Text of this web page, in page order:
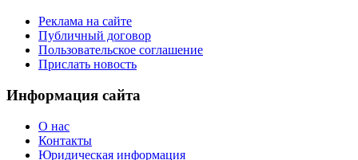
Реклама на сайте
Публичный договор
Пользовательское соглашение
Прислать новость
Информация сайта
О нас
Контакты
Юридическая информация